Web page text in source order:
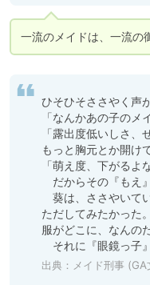
一流のメイドは、一流の
ひそひそささやく声
「なんかあの子のメ
「露出度低いしさ、
もっと胸元とか開け
「萌え度、下がるよ
だからその『もえ
葵は、ささやいて
ただしてみたかった
服がどこに、なんの
それに『眼鏡っ子
出典： メイド刑事